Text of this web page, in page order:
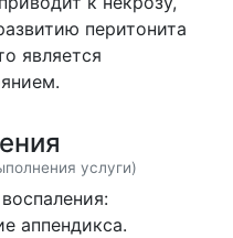
перитонита
является
услуги)
аппендикса.